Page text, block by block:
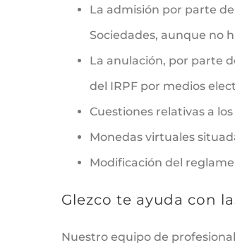
La admisión por parte
Sociedades, aunque no
La anulación, por parte
del IRPF por medios
Cuestiones relativas a
Monedas virtuales
Modificación del
Glezco te ayuda con
Nuestro equipo de